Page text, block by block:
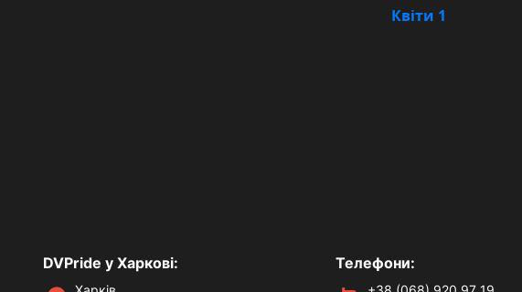
Квіти 1
DVPride у Харкові: Телефони: